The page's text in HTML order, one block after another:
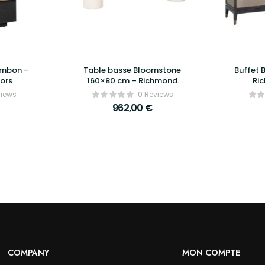
–
Table basse Bloomstone
160×80 cm – Richmond
Interiors0 Reviews
962,00 €
Buffet
COMPANY MON COMPTE